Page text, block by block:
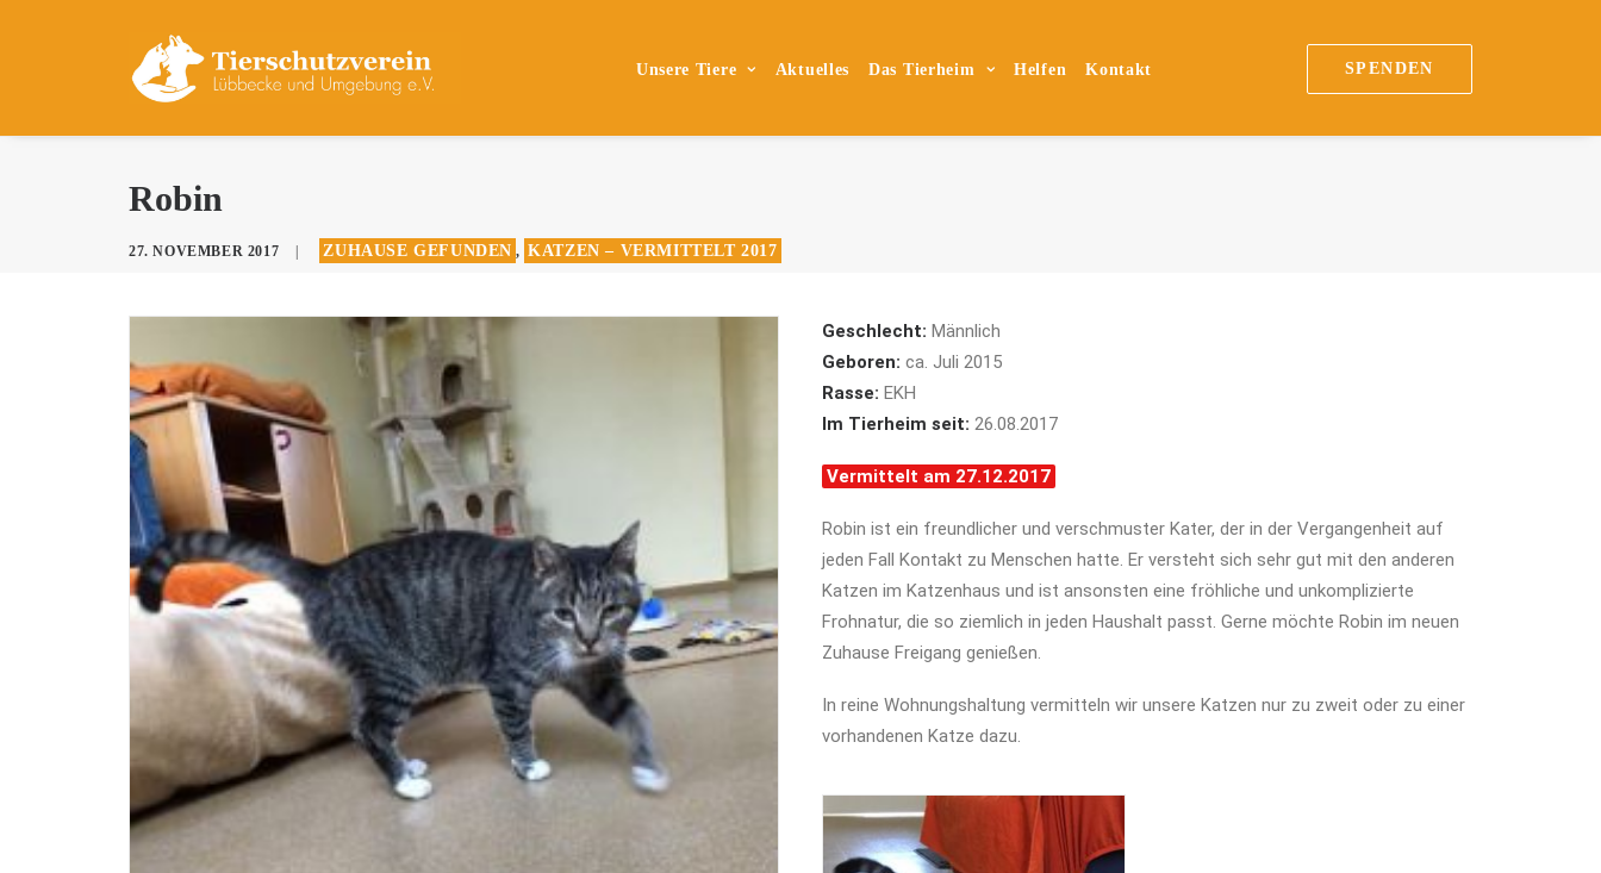
Unsere Tiere Aktuelles Das Tierheim Helfen Kontakt SPENDEN
Robin
27. NOVEMBER 2017 ZUHAUSE GEFUNDEN , KATZEN – VERMITTELT 2017
Geschlecht: Männlich
Geboren: ca. Juli 2015
Rasse: EKH
Im Tierheim seit: 26.08.2017
Vermittelt am 27.12.2017
Robin ist ein freundlicher und verschmuster Kater, der in der Vergangenheit auf
jeden Fall Kontakt zu Menschen hatte. Er versteht sich sehr gut mit den anderen
Katzen im Katzenhaus und ist ansonsten eine fröhliche und unkomplizierte
Frohnatur, die so ziemlich in jeden Haushalt passt. Gerne möchte Robin im neuen
Zuhause Freigang genießen.
In reine Wohnungshaltung vermitteln wir unsere Katzen nur zu zweit oder zu einer
vorhandenen Katze dazu.